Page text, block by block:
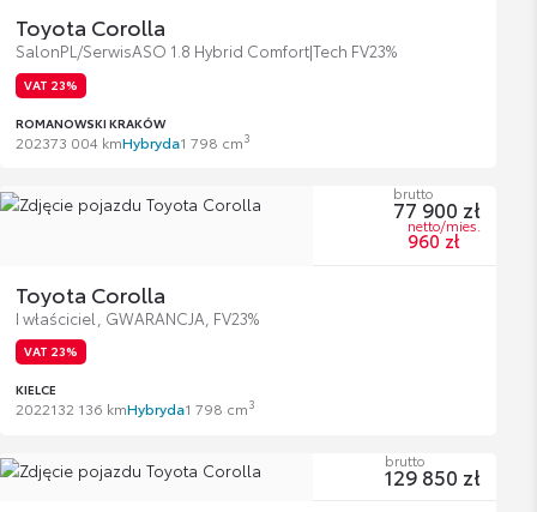
Toyota Corolla
SalonPL/SerwisASO 1.8 Hybrid Comfort|Tech FV23%
VAT 23%
ROMANOWSKI KRAKÓW
202373 004 kmHybryda1 798 cm3
Toyota Corolla
I właściciel, GWARANCJA, FV23%
VAT 23%
KIELCE
2022132 136 kmHybryda1 798 cm3
brutto
77 900 zł
netto/mies.
960 zł
brutto
129 850 zł